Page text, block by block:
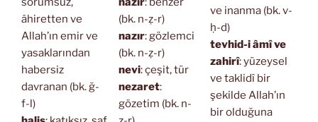
âhiretten ve
Allah’ın emir ve
yasaklarından
habersiz
davranan (bk. ğ-
f-l)
(bk. n-ẓ-r)
nazır: gözlemci
(bk. n-ẓ-r)
nevi: çeşit, tür
nezaret:
gözetim (bk. n-
ve inanma (bk. v-
ḥ-d)
tevhid-i âmî ve
zahirî: yüzeysel
ve taklidî bir
şekilde Allah’ın
bir olduğuna